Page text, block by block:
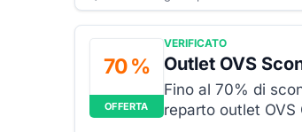
70 %
OFFERTA
VERIFICATO
Outlet OVS
Fino al 70% di
reparto outlet